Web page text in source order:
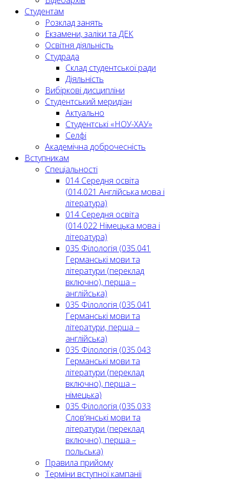
Студентам
Розклад занять
Екзамени, заліки та ДЕК
Освітня діяльність
Студрада
Склад студентської ради
Діяльність
Вибіркові дисципліни
Студентський меридіан
Актуально
Студентські «НОУ-ХАУ»
Селфі
Академічна доброчесність
Вступникам
Спеціальності
014 Середня освіта
(014.021 Англійська мова і
література)
014 Середня освіта
(014.022 Німецька мова і
література)
035 Філологія (035.041
Германські мови та
літератури (переклад
включно), перша –
англійська)
035 Філологія (035.041
Германські мови та
літератури, перша –
англійська)
035 Філологія (035.043
Германські мови та
літератури (переклад
включно), перша –
німецька)
035 Філологія (035.033
Слов’янські мови та
літератури (переклад
включно), перша –
польська)
Правила прийому
Терміни вступної кампанії